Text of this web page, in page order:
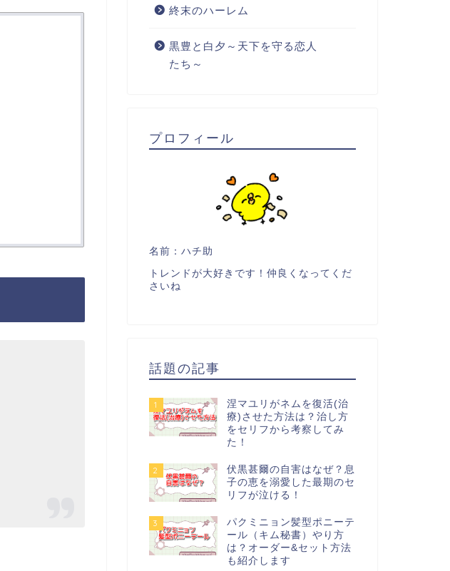
終末のハーレム
黒豊と白夕～天下を守る恋人
たち～
プロフィール
名前：ハチ助
トレンドが大好きです！仲良くなってくだ
さいね
話題の記事
1
涅マユリがネムを復活(治
療)させた方法は？治し方
をセリフから考察してみ
た！
2
伏黒甚爾の自害はなぜ？息
子の恵を溺愛した最期のセ
リフが泣ける！
3
パクミニョン髪型ポニーテ
ール（キム秘書）やり方
は？オーダー&セット方法
も紹介します